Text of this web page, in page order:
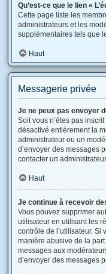
Qu’est-ce que le lien «
Cette page liste les
administrateurs et les
supplémentaires tels que
Haut
Messagerie privée
Je ne peux pas envoyer
Soit vous n’êtes pas
désactivé entièrement la
administrateur ou un
d’envoyer des messages
contacter un
Haut
Je continue à recevoir
Vous pouvez supprimer
utilisateur en utilisant les
contrôle de l’utilisateur. Si
manière abusive de la
messages aux
d’envoyer des messages